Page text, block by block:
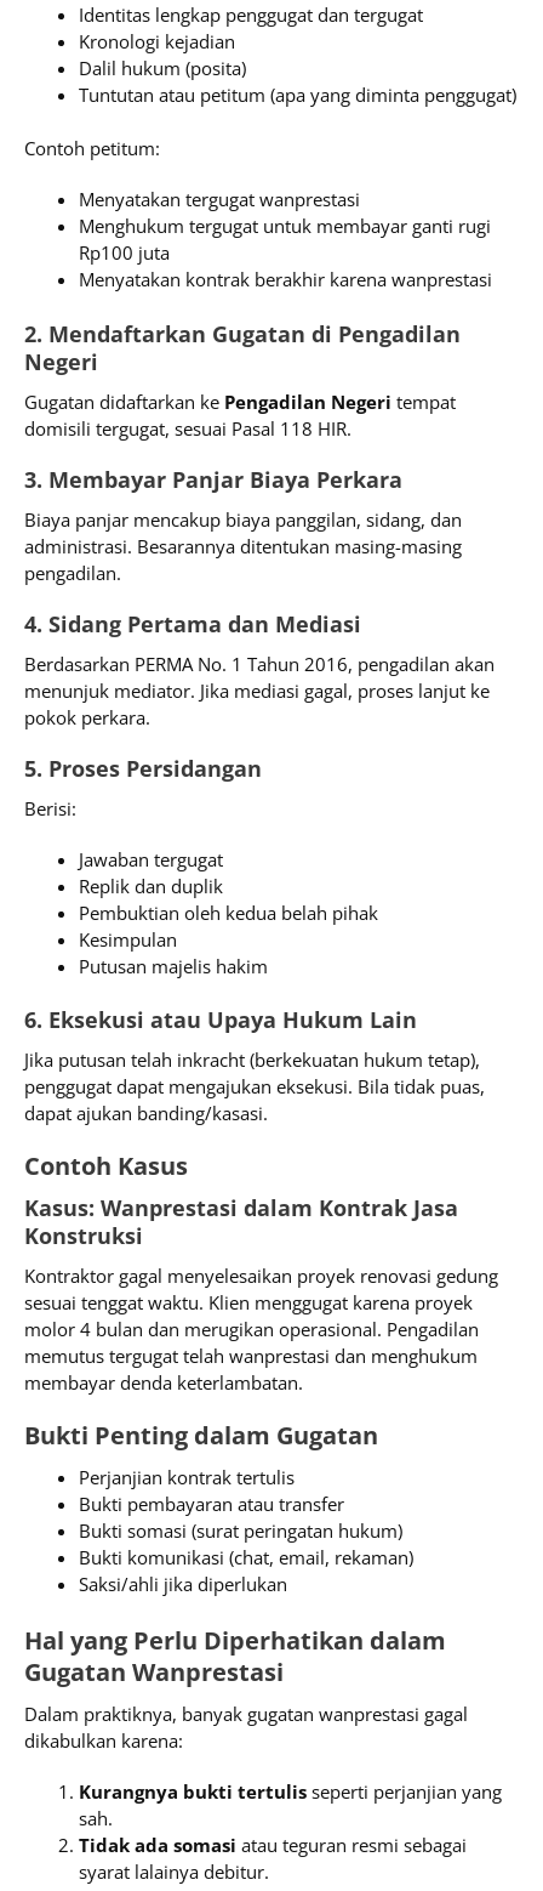
Identitas lengkap penggugat dan tergugat
Kronologi kejadian
Dalil hukum (posita)
Tuntutan atau petitum (apa yang diminta penggugat)
Contoh petitum:
Menyatakan tergugat wanprestasi
Menghukum tergugat untuk membayar ganti rugi
Rp100 juta
Menyatakan kontrak berakhir karena wanprestasi
2. Mendaftarkan Gugatan di Pengadilan
Negeri
Gugatan didaftarkan ke Pengadilan Negeri tempat
domisili tergugat, sesuai Pasal 118 HIR.
3. Membayar Panjar Biaya Perkara
Biaya panjar mencakup biaya panggilan, sidang, dan
administrasi. Besarannya ditentukan masing-masing
pengadilan.
4. Sidang Pertama dan Mediasi
Berdasarkan PERMA No. 1 Tahun 2016, pengadilan akan
menunjuk mediator. Jika mediasi gagal, proses lanjut ke
pokok perkara.
5. Proses Persidangan
Berisi:
Jawaban tergugat
Replik dan duplik
Pembuktian oleh kedua belah pihak
Kesimpulan
Putusan majelis hakim
6. Eksekusi atau Upaya Hukum Lain
Jika putusan telah inkracht (berkekuatan hukum tetap),
penggugat dapat mengajukan eksekusi. Bila tidak puas,
dapat ajukan banding/kasasi.
Contoh Kasus
Kasus: Wanprestasi dalam Kontrak Jasa
Konstruksi
Kontraktor gagal menyelesaikan proyek renovasi gedung
sesuai tenggat waktu. Klien menggugat karena proyek
molor 4 bulan dan merugikan operasional. Pengadilan
memutus tergugat telah wanprestasi dan menghukum
membayar denda keterlambatan.
Bukti Penting dalam Gugatan
Perjanjian kontrak tertulis
Bukti pembayaran atau transfer
Bukti somasi (surat peringatan hukum)
Bukti komunikasi (chat, email, rekaman)
Saksi/ahli jika diperlukan
Hal yang Perlu Diperhatikan dalam
Gugatan Wanprestasi
Dalam praktiknya, banyak gugatan wanprestasi gagal
dikabulkan karena:
Kurangnya bukti tertulis seperti perjanjian yang
sah.
Tidak ada somasi atau teguran resmi sebagai
syarat lalainya debitur.